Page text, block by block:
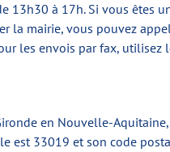
à 17h. Si vous êtes
la mairie, vous pouvez
les envois par fax, utilisez
en Nouvelle-
est 33019 et son code